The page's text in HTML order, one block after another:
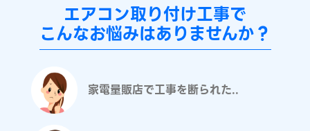
エアコン取り付け工事で
こんなお悩みはありませんか？
家電量販店で工事を断られた..